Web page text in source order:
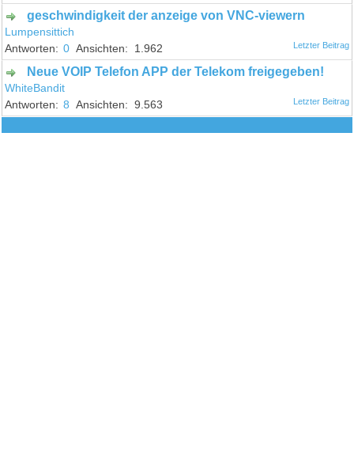
geschwindigkeit der anzeige von VNC-viewern
Lumpensittich
0
1.962
Neue VOIP Telefon APP der Telekom freigegeben!
WhiteBandit
8
9.563